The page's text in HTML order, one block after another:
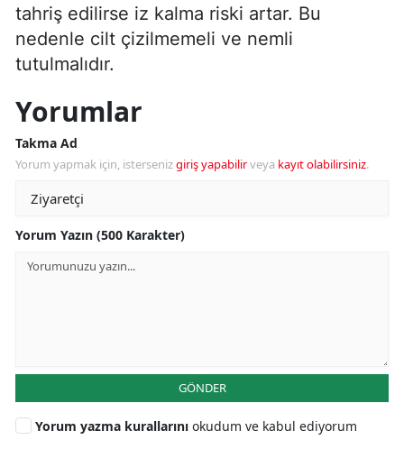
tahriş edilirse iz kalma riski artar. Bu
nedenle cilt çizilmemeli ve nemli
tutulmalıdır.
Yorumlar
Takma Ad
Yorum yapmak için, istersenizgiriş yapabilirveya kayıt olabilirsiniz.
Yorum Yazın (500 Karakter)
GÖNDER
Yorum yazma kurallarını okudum ve kabul ediyorum